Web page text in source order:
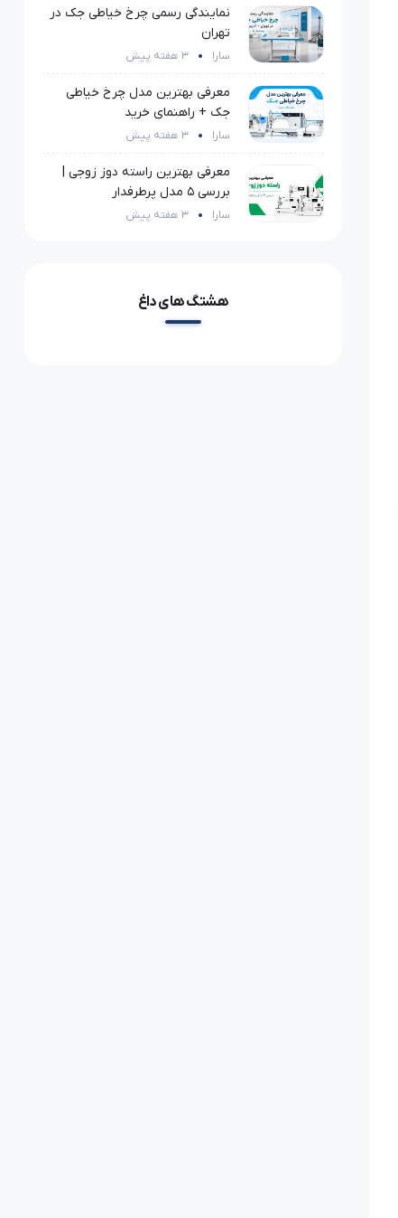
نمایندگی رسمی چرخ خیاطی جک در
تهران
سارا 3 هفته پیش
معرفی بهترین مدل چرخ خیاطی
جک + راهنمای خرید
سارا 3 هفته پیش
معرفی بهترین راسته دوز زوجی |
بررسی 5 مدل پرطرفدار
سارا 3 هفته پیش
هشتگ های داغ